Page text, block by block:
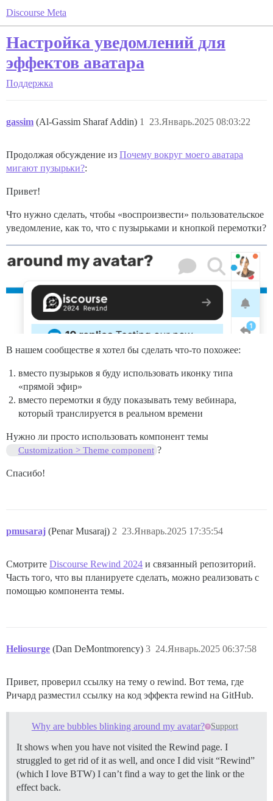
Discourse Meta
Настройка уведомлений для
эффектов аватара
Поддержка
gassim (Al-Gassim Sharaf Addin) 23.Январь.2025 08:03:22
1
Продолжая обсуждение из Почему вокруг моего аватара
мигают пузырьки?:
Привет!
Что нужно сделать, чтобы «воспроизвести» пользовательское
уведомление, как то, что с пузырьками и кнопкой перемотки?
В нашем сообществе я хотел бы сделать что-то похожее:
вместо пузырьков я буду использовать иконку типа
«прямой эфир»
вместо перемотки я буду показывать тему вебинара,
который транслируется в реальном времени
Нужно ли просто использовать компонент темы
Customization > Theme component ?
Спасибо!
pmusaraj (Penar Musaraj) 23.Январь.2025 17:35:54
2
Смотрите Discourse Rewind 2024 и связанный репозиторий.
Часть того, что вы планируете сделать, можно реализовать с
помощью компонента темы.
Heliosurge (Dan DeMontmorency) 24.Январь.2025 06:37:58
3
Привет, проверил ссылку на тему о rewind. Вот тема, где
Ричард разместил ссылку на код эффекта rewind на GitHub.
Why are bubbles blinking around my avatar? Support
It shows when you have not visited the Rewind page. I
struggled to get rid of it as well, and once I did visit “Rewind”
(which I love BTW) I can’t find a way to get the link or the
effect back.